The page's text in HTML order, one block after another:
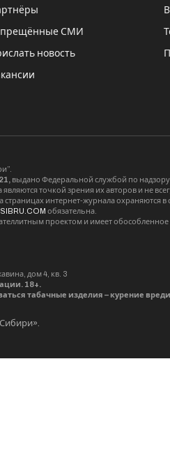
СМИ
новость
выдано Федеральной службой по
точкой зрения их авторов и не
страницах интернет-журнала
SIBRU.COM обязательна.
проектом и имеет
дом 4, кв. 3
18+.
табачные изделия – курение